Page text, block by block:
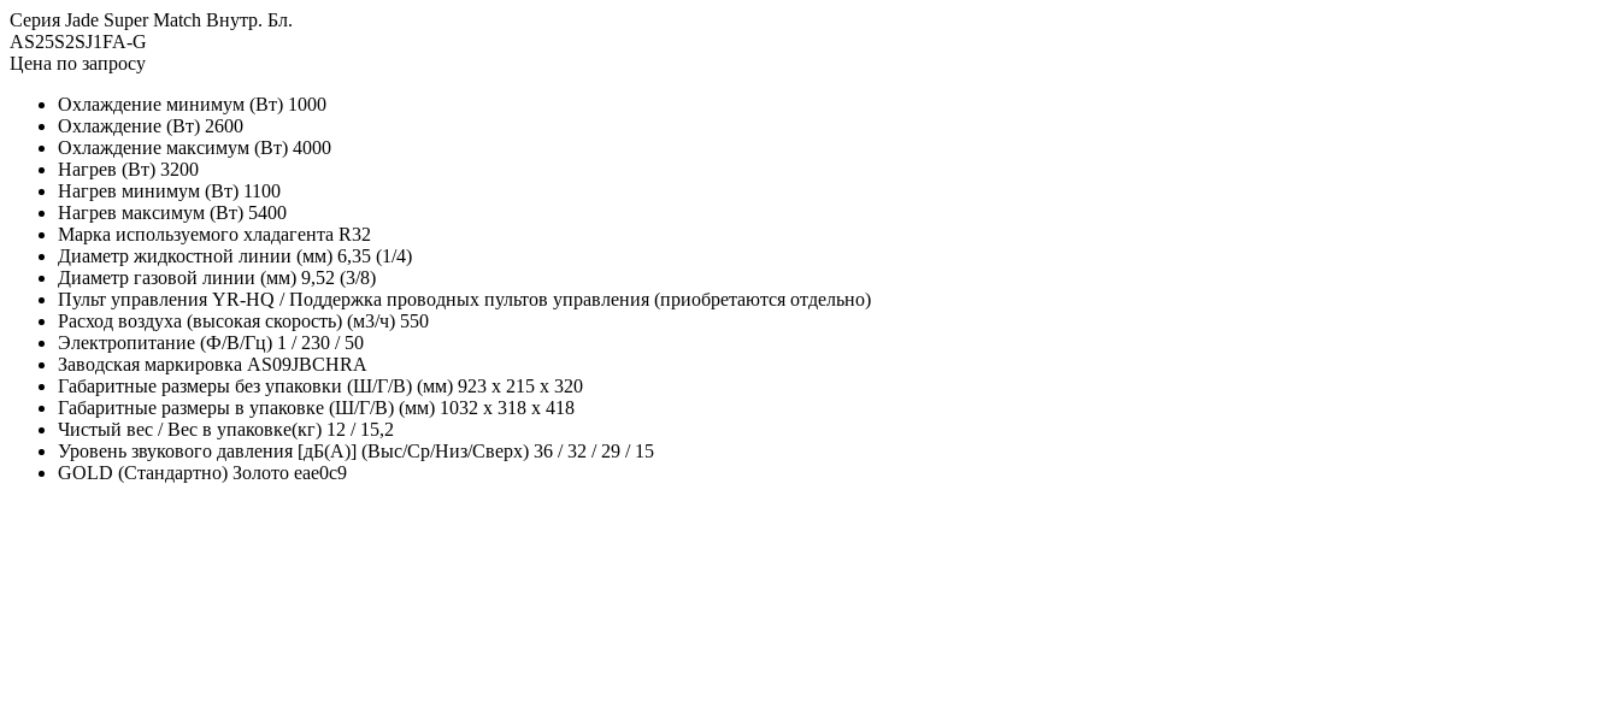
Серия Jade Super Match Внутр. Бл.
AS25S2SJ1FA-G
Цена по запросу
Охлаждение минимум (Вт) 1000
Охлаждение (Вт) 2600
Охлаждение максимум (Вт) 4000
Нагрев (Вт) 3200
Нагрев минимум (Вт) 1100
Нагрев максимум (Вт) 5400
Марка используемого хладагента R32
Диаметр жидкостной линии (мм) 6,35 (1/4)
Диаметр газовой линии (мм) 9,52 (3/8)
Пульт управления YR-HQ / Поддержка проводных пультов управления (приобретаются отдельно)
Расход воздуха (высокая скорость) (м3/ч) 550
Электропитание (Ф/В/Гц) 1 / 230 / 50
Заводская маркировка AS09JBCHRA
Габаритные размеры без упаковки (Ш/Г/В) (мм) 923 х 215 х 320
Габаритные размеры в упаковке (Ш/Г/В) (мм) 1032 х 318 х 418
Чистый вес / Вес в упаковке(кг) 12 / 15,2
Уровень звукового давления [дБ(А)] (Выс/Ср/Низ/Сверх) 36 / 32 / 29 / 15
GOLD (Стандартно) Золото eae0c9